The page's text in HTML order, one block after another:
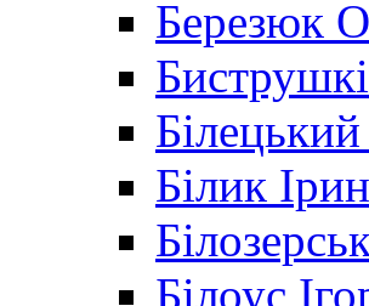
Березюк
Білик
Білоус